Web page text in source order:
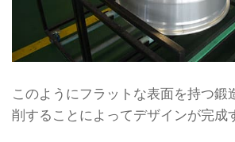
このようにフラットな表面を持つ鍛
削することによってデザインが完成